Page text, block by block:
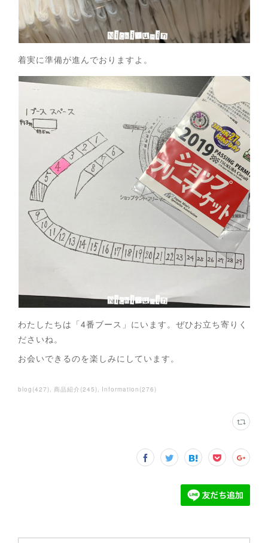
着実に準備が進んでおりますよ。
わたしたちは「4番ブース」にいます。ぜひお立ち寄りく
ださいね。
お会いできるのを楽しみにしています。
blog (427) 商品紹介 (245) Information (276)